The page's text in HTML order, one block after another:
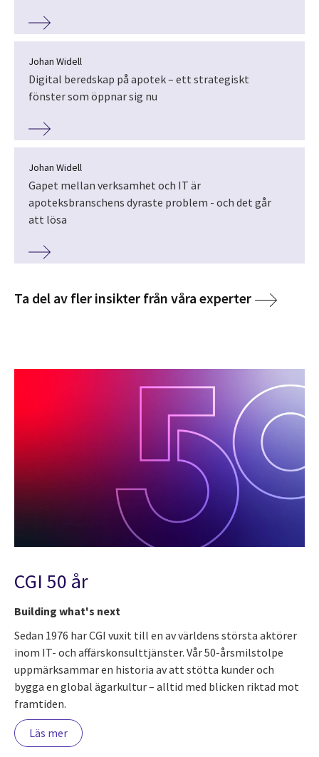
Johan Widell
Digital beredskap på apotek – ett strategiskt
fönster som öppnar sig nu
Johan Widell
Gapet mellan verksamhet och IT är
apoteksbranschens dyraste problem - och det går
att lösa
Ta del av fler insikter från våra experter
CGI 50 år
Building what's next
Sedan 1976 har CGI vuxit till en av världens största aktörer
inom IT- och affärskonsulttjänster. Vår 50-årsmilstolpe
uppmärksammar en historia av att stötta kunder och
bygga en global ägarkultur – alltid med blicken riktad mot
framtiden.
Läs mer